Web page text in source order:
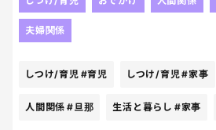
これは、本音。
でも、いざ1人でお留守番になると
夫婦関係
しつけ/育児 #育児 しつけ/育児#家事
人間関係 #旦那 生活と暮らし #家事